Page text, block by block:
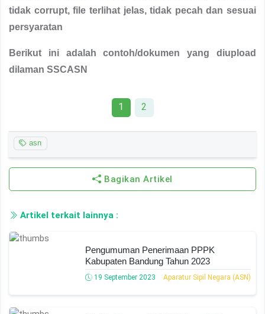
tidak corrupt, file terlihat jelas, tidak pecah dan sesuai
persyaratan
Berikut ini adalah contoh/dokumen yang diupload
dilaman SSCASN
1 2
asn
Bagikan Artikel
Artikel terkait lainnya :
Pengumuman Penerimaan PPPK
Kabupaten Bandung Tahun 2023
19 September 2023 Aparatur Sipil Negara (ASN)